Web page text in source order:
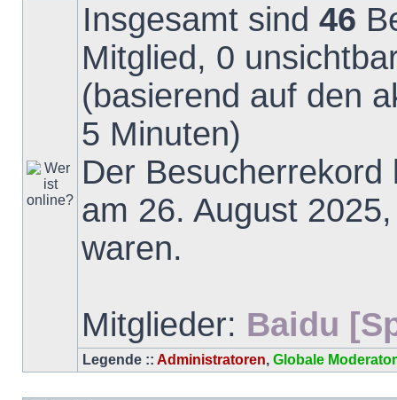
Insgesamt sind 46
Mitglied, 0
(basierend auf den
5 Minuten)
Der
am 26. August
waren.
Mitglieder: Baidu
Legende :: Administratoren, Globale